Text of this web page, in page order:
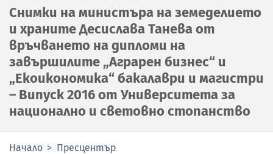
Снимки на министъра на земеделието
и храните Десислава Танева от
връчването на дипломи на
завършилите „Аграрен бизнес“ и
„Екоикономика“ бакалаври и магистри
– Випуск 2016 от Университета за
национално и световно стопанство
Начало Пресцентър